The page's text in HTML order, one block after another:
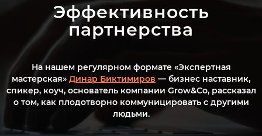
Эффективность
партнерства
На нашем регулярном формате «Экспертная
мастерская» Динар Биктимиров — бизнес наставник,
спикер, коуч, основатель компании Grow&Co, рассказал
о том, как плодотворно коммуницировать с другими
людьми.